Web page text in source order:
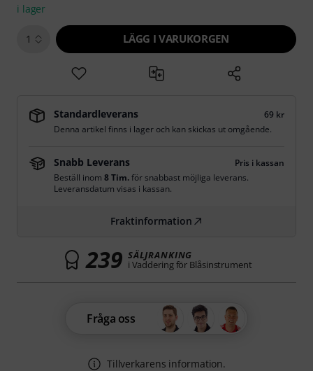
i lager
1 LÄGG I VARUKORGEN
Standardleverans
69 kr
Denna artikel finns i lager och kan skickas ut omgående.
Snabb Leverans
Pris i kassan
Beställ inom 8 Tim.för snabbast möjliga leverans.
Leveransdatum visas i kassan.
Fraktinformation
239 SÄLJRANKING
i Vaddering för Blåsinstrument
Fråga oss
Tillverkarens information.